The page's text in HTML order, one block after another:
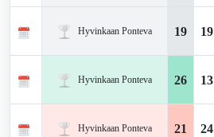
Hyvinkaan Ponteva 19 19
Hyvinkaan Ponteva 26 13
Hyvinkaan Ponteva 21 24